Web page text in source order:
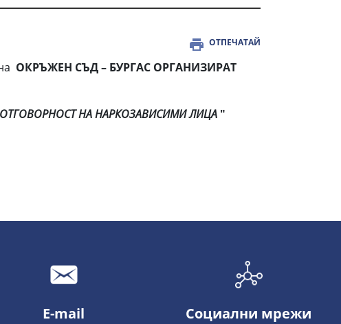
ОТПЕЧАТАЙ
ОКРЪЖЕН СЪД – БУРГАС ОРГАНИЗИРАТ
НА НАРКОЗАВИСИМИ ЛИЦА "
E-mail Социални мрежи